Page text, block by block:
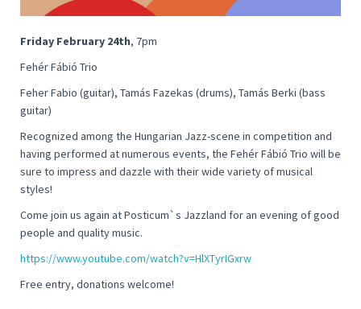
Friday February 24th, 7pm
Fehér Fábió Trio
Feher Fabio (guitar), Tamás Fazekas (drums), Tamás Berki (bass
guitar)
Recognized among the Hungarian Jazz-scene in competition and
having performed at numerous events, the Fehér Fábió Trio will be
sure to impress and dazzle with their wide variety of musical
styles!
Come join us again at Posticum`s Jazzland for an evening of good
people and quality music.
https://www.youtube.com/watch?v=HlXTyrIGxrw
Free entry, donations welcome!